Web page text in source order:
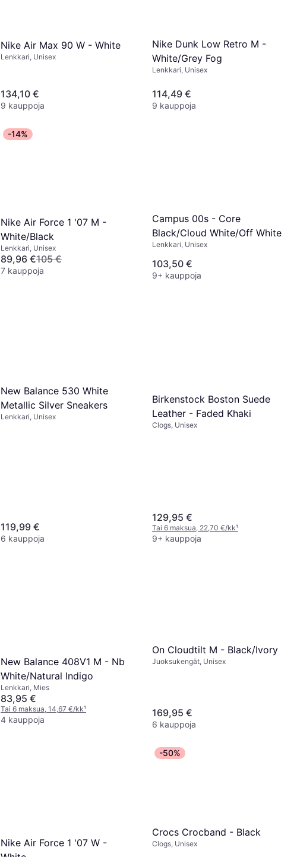
Nike Air Max 90 W - White
Lenkkari, Unisex
134,10 €
9 kauppoja
Nike Dunk Low Retro M -
White/Grey Fog
Lenkkari, Unisex
114,49 €
9 kauppoja
-14%
Nike Air Force 1 '07 M -
White/Black
Lenkkari, Unisex
89,96 €105 €
7 kauppoja
Campus 00s - Core
Black/Cloud White/Off White
Lenkkari, Unisex
103,50 €
9+ kauppoja
New Balance 530 White
Metallic Silver Sneakers
Lenkkari, Unisex
119,99 €
6 kauppoja
Birkenstock Boston Suede
Leather - Faded Khaki
Clogs, Unisex
129,95 €
Tai 6 maksua, 22,70 €/kk¹
9+ kauppoja
New Balance 408V1 M - Nb
White/Natural Indigo
Lenkkari, Mies
83,95 €
Tai 6 maksua, 14,67 €/kk¹
4 kauppoja
On Cloudtilt M - Black/Ivory
Juoksukengät, Unisex
169,95 €
6 kauppoja
Nike Air Force 1 '07 W -
-50%
Crocs Crocband - Black
Clogs, Unisex